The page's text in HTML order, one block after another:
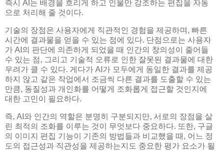
즉시 AI는 배경을 흐리게 하고 인물만 강조하는 편집을 자동
으로 처리해 줄 것이다.
기술의 장점은 사용자에게 직관적인 경험을 제공하며, 빠른
시간에 결과물을 얻을 수 있는 점에 있다. 단점으로는 사용자
가 AI의 판단에 의존하게 되었을 때 인간의 창의성이 줄어들
수 있는 점, 그리고 기술적 오류로 인한 잘못된 결과물에 대한
우려가 클 수 있다. 게다가 AI가 모두에게 동일한 결과를 제공
하지 않고 같은 작업에서 조금씩 다른 결과를 도출할 수 있는
만큼, 동질성과 개인화를 어떻게 조화롭게 접근할 것인지에
대한 고민이 필요하다.
즉, AI와 인간의 역할은 분명히 구분되지만, 서로의 장점을 살
린 최적의 조화를 이루는 것이 무엇보다 중요하다. 또한, 구글
의 이미지 편집 기능이 기존의 방법들과 비교했을 때, 어느 정
도의 접근성과 직관성을 제공하는지도 중요한 평가 요소가 될